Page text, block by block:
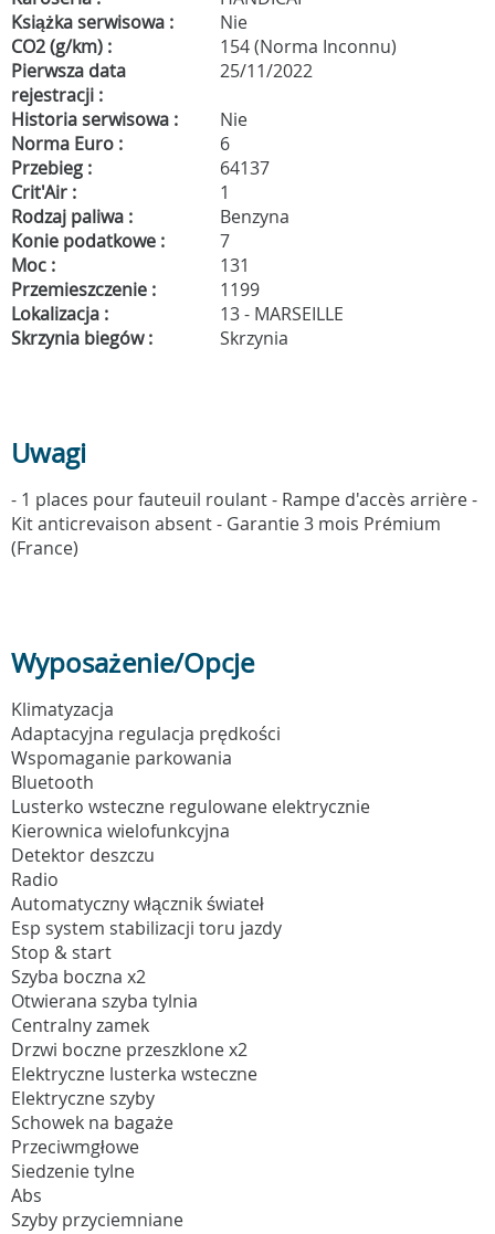
Książka serwisowa :
Nie
CO2 (g/km) :
154 (Norma Inconnu)
Pierwsza data
rejestracji :
25/11/2022
Historia serwisowa :
Nie
Norma Euro :
6
Przebieg :
64137
Crit'Air :
1
Rodzaj paliwa :
Benzyna
Konie podatkowe :
7
Moc :
131
Przemieszczenie :
1199
Lokalizacja :
13 - MARSEILLE
Skrzynia biegów :
Skrzynia
Uwagi
- 1 places pour fauteuil roulant - Rampe d'accès arrière -
Kit anticrevaison absent - Garantie 3 mois Prémium
(France)
Wyposażenie/Opcje
Klimatyzacja
Adaptacyjna regulacja prędkości
Wspomaganie parkowania
Bluetooth
Lusterko wsteczne regulowane elektrycznie
Kierownica wielofunkcyjna
Detektor deszczu
Radio
Automatyczny włącznik świateł
Esp system stabilizacji toru jazdy
Stop & start
Szyba boczna x2
Otwierana szyba tylnia
Centralny zamek
Drzwi boczne przeszklone x2
Elektryczne lusterka wsteczne
Elektryczne szyby
Schowek na bagaże
Przeciwmgłowe
Siedzenie tylne
Abs
Szyby przyciemniane